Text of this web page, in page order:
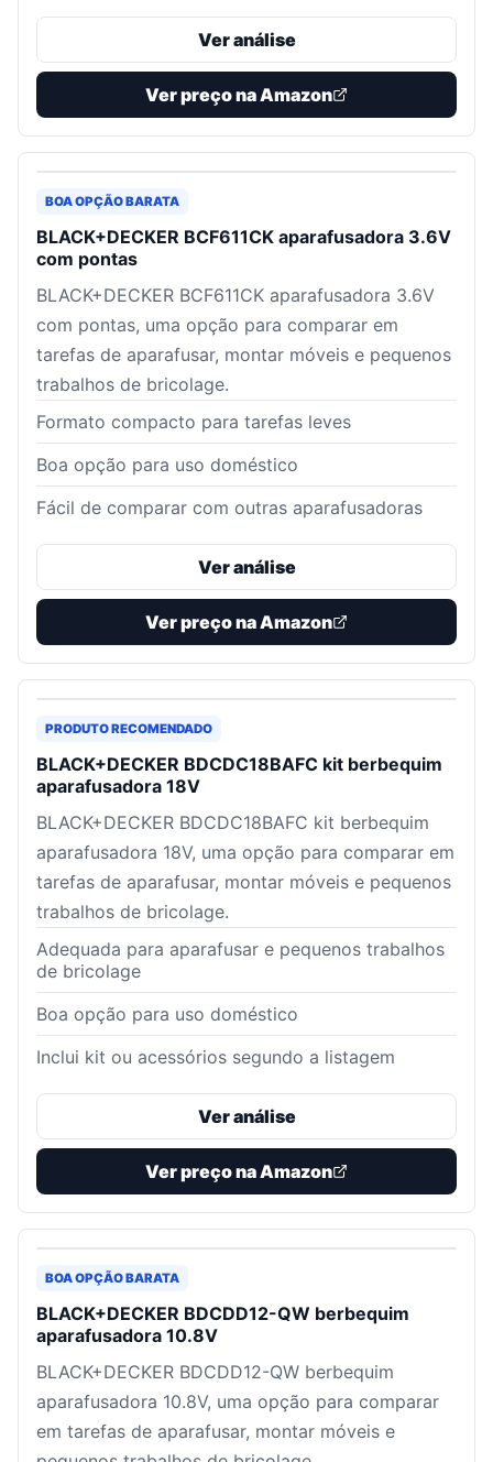
Ver análise
Ver preço na Amazon
BOA OPÇÃO BARATA
BLACK+DECKER BCF611CK aparafusadora 3.6V
com pontas
BLACK+DECKER BCF611CK aparafusadora 3.6V
com pontas, uma opção para comparar em
tarefas de aparafusar, montar móveis e pequenos
trabalhos de bricolage.
Formato compacto para tarefas leves
Boa opção para uso doméstico
Fácil de comparar com outras aparafusadoras
Ver análise
Ver preço na Amazon
PRODUTO RECOMENDADO
BLACK+DECKER BDCDC18BAFC kit berbequim
aparafusadora 18V
BLACK+DECKER BDCDC18BAFC kit berbequim
aparafusadora 18V, uma opção para comparar em
tarefas de aparafusar, montar móveis e pequenos
trabalhos de bricolage.
Adequada para aparafusar e pequenos trabalhos
de bricolage
Boa opção para uso doméstico
Inclui kit ou acessórios segundo a listagem
Ver análise
Ver preço na Amazon
BOA OPÇÃO BARATA
BLACK+DECKER BDCDD12-QW berbequim
aparafusadora 10.8V
BLACK+DECKER BDCDD12-QW berbequim
aparafusadora 10.8V, uma opção para comparar
em tarefas de aparafusar, montar móveis e